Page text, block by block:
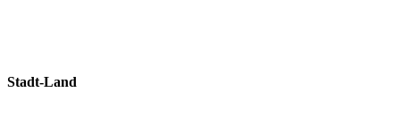
Stadt-Land